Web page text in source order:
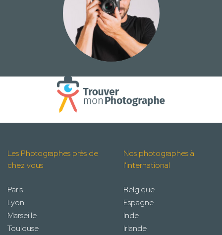
Les Photographes près de
chez vous
Paris
Lyon
Marseille
Toulouse
Nos photographes à
l'international
Belgique
Espagne
Inde
Irlande